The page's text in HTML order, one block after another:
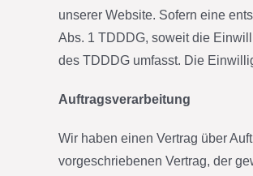
unserer Website. Sofern eine
Abs. 1 TDDDG, soweit die
des TDDDG umfasst. Die
Auftragsverarbeitung
Wir haben einen Vertrag über
vorgeschriebenen Vertrag, der